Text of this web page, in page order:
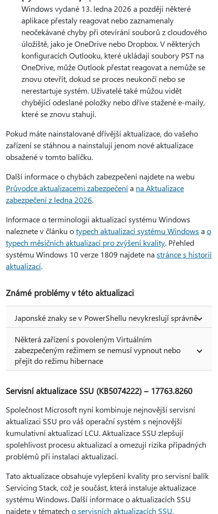
Windows vydané 13. ledna 2026 a později některé
aplikace přestaly reagovat nebo zaznamenaly
neočekávané chyby při otevírání souborů z cloudového
úložiště, jako je OneDrive nebo Dropbox. V některých
konfiguracích Outlooku, které ukládají soubory PST na
OneDrive, může Outlook přestat reagovat a nemůže se
znovu otevřít, dokud se proces neukončí nebo se
nerestartuje systém. Uživatelé také můžou vidět
chybějící odeslané položky nebo dříve stažené e-maily,
které se znovu stahují.
Pokud máte nainstalované dřívější aktualizace, do vašeho
zařízení se stáhnou a nainstalují jenom nové aktualizace
obsažené v tomto balíčku.
Další informace o chybách zabezpečení najdete na webu
Průvodce aktualizacemi zabezpečenía na Aktualizace
zabezpečení z ledna 2026.
Informace o terminologii aktualizací systému Windows
naleznete v článku otypech aktualizací systému Windows a o
typech měsíčních aktualizací pro zvýšení kvality. Přehled
systému Windows 10 verze 1809 najdete na stránce s historií
aktualizací.
Známé problémy v této aktualizaci
Japonské znaky se v PowerShellu nevykreslují správně
Některá zařízení s povoleným Virtuálním
zabezpečeným režimem se nemusí vypnout nebo
přejít do režimu hibernace
Servisní aktualizace SSU (KB5074222) – 17763.8260
Společnost Microsoft nyní kombinuje nejnovější servisní
aktualizaci SSU pro váš operační systém s nejnovější
kumulativní aktualizací LCU. Aktualizace SSU zlepšují
spolehlivost procesu aktualizací a omezují rizika případných
problémů při instalaci aktualizací.
Tato aktualizace obsahuje vylepšení kvality pro servisní balík
Servicing Stack, což je součást, která instaluje aktualizace
systému Windows. Další informace o aktualizacích SSU
najdete v tématech o servisních aktualizacích SSU,